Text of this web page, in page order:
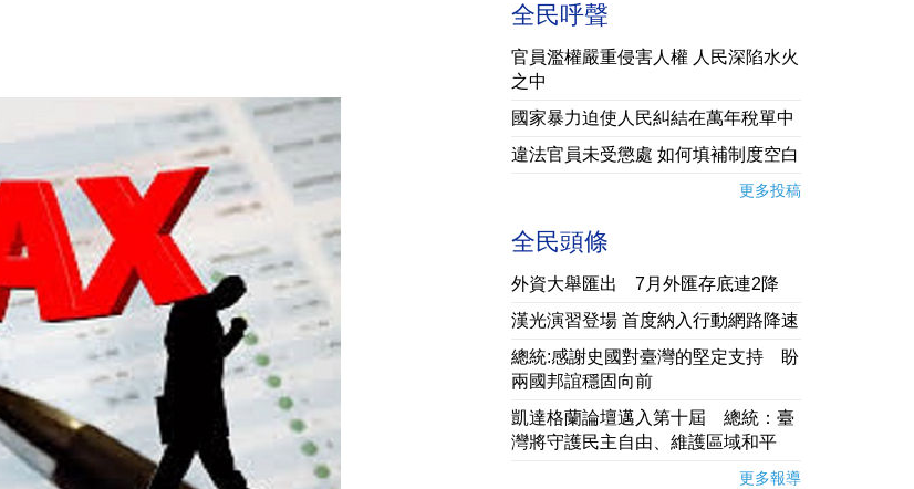
全民呼聲
官員濫權嚴重侵害人權 人民深陷水火
之中
國家暴力迫使人民糾結在萬年稅單中
違法官員未受懲處 如何填補制度空白
更多投稿
全民頭條
外資大舉匯出 7月外匯存底連2降
漢光演習登場 首度納入行動網路降速
總統:感謝史國對臺灣的堅定支持 盼
兩國邦誼穩固向前
凱達格蘭論壇邁入第十屆 總統：臺
灣將守護民主自由、維護區域和平
更多報導